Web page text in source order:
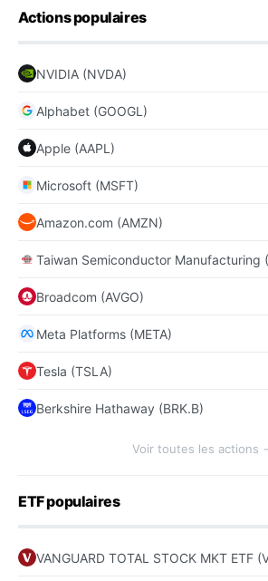
Actions populaires
NVIDIA (NVDA)
Alphabet (GOOGL)
Apple (AAPL)
Microsoft (MSFT)
Amazon.com (AMZN)
Taiwan Semiconductor Manufacturing
Broadcom (AVGO)
Meta Platforms (META)
Tesla (TSLA)
Berkshire Hathaway (BRK.B)
Voir toutes les actions
ETF populaires
VANGUARD TOTAL STOCK MKT ETF